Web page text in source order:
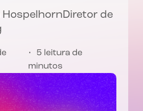
HospelhornDiretor de
5 leitura de
minutos